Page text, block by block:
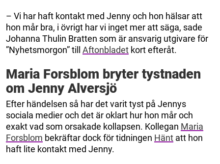
– Vi har haft kontakt med Jenny och hon hälsar att
hon mår bra, i övrigt har vi inget mer att säga, sade
Johanna Thulin Bratten som är ansvarig utgivare för
”Nyhetsmorgon” till Aftonbladet kort efteråt.
Maria Forsblom bryter tystnaden
om Jenny Alversjö
Efter händelsen så har det varit tyst på Jennys
sociala medier och det är oklart hur hon mår och
exakt vad som orsakade kollapsen. Kollegan Maria
Forsblom bekräftar dock för tidningen Hänt att hon
haft lite kontakt med Jenny.